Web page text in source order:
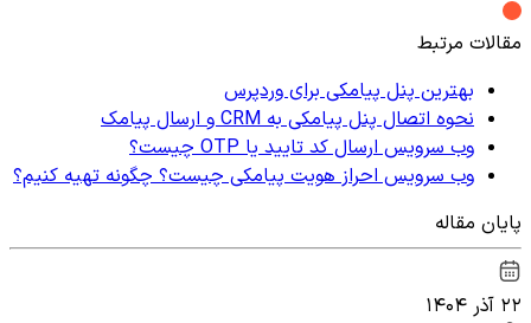
مقالات مرتبط
بهترین پنل پیامکی برای وردپرس
نحوه اتصال پنل پیامکی به CRM و ارسال پیامک
وب سرویس ارسال کد تایید یا OTP چیست؟
وب سرویس احراز هویت پیامکی چیست؟ چگونه تهیه کنیم؟
پایان مقاله
۲۲ آذر ۱۴۰۴